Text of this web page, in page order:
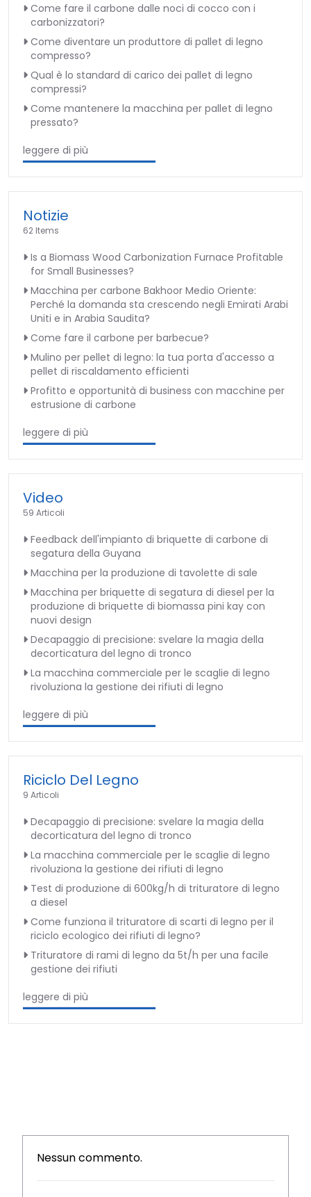
Come fare il carbone dalle noci di cocco con i
carbonizzatori?
Come diventare un produttore di pallet di legno
compresso?
Qual è lo standard di carico dei pallet di legno
compressi?
Come mantenere la macchina per pallet di legno
pressato?
leggere di più
Notizie
62 Items
Is a Biomass Wood Carbonization Furnace Profitable
for Small Businesses?
Macchina per carbone Bakhoor Medio Oriente:
Perché la domanda sta crescendo negli Emirati Arabi
Uniti e in Arabia Saudita?
Come fare il carbone per barbecue?
Mulino per pellet di legno: la tua porta d'accesso a
pellet di riscaldamento efficienti
Profitto e opportunità di business con macchine per
estrusione di carbone
leggere di più
Video
59 Articoli
Feedback dell'impianto di briquette di carbone di
segatura della Guyana
Macchina per la produzione di tavolette di sale
Macchina per briquette di segatura di diesel per la
produzione di briquette di biomassa pini kay con
nuovi design
Decapaggio di precisione: svelare la magia della
decorticatura del legno di tronco
La macchina commerciale per le scaglie di legno
rivoluziona la gestione dei rifiuti di legno
leggere di più
Riciclo Del Legno
9 Articoli
Decapaggio di precisione: svelare la magia della
decorticatura del legno di tronco
La macchina commerciale per le scaglie di legno
rivoluziona la gestione dei rifiuti di legno
Test di produzione di 600kg/h di trituratore di legno
a diesel
Come funziona il trituratore di scarti di legno per il
riciclo ecologico dei rifiuti di legno?
Trituratore di rami di legno da 5t/h per una facile
gestione dei rifiuti
leggere di più
Nessun commento.